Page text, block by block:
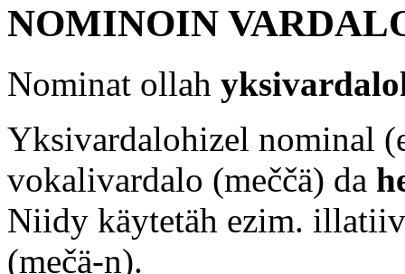
NOMINOIN
Nominat ollah
Yksivardalohizel nominal
vokalivardalo (meččä) da
Niidy käytetäh ezim.
(mečä-n).